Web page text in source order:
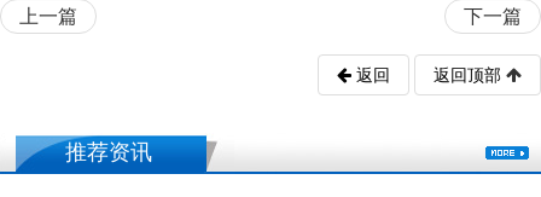
上一篇 下一篇
返回 返回顶部
推荐资讯